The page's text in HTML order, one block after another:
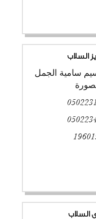
السلاب
سامية الجمل
19601
السلاب